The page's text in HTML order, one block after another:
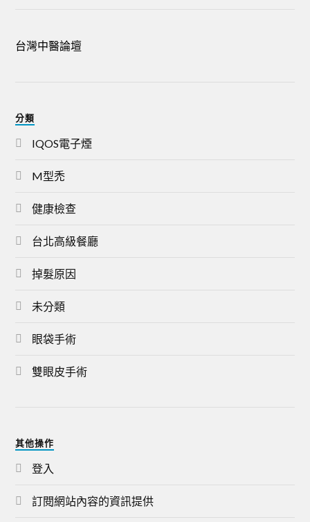
台灣中醫論壇
分類
IQOS電子煙
M型禿
健康檢查
台北高級餐廳
掉髮原因
未分類
眼袋手術
雙眼皮手術
其他操作
登入
訂閱網站內容的資訊提供